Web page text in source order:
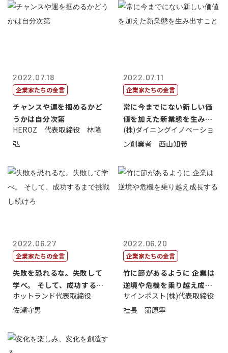
2022.07.18
企業家たちの金言
チャンスや運を掴めるかど
うかは自分次第
HEROZ 代表取締役 林隆
弘
2022.07.11
企業家たちの金言
常に今までにない新しい価
値を加えた新業態を生み出
すこと
(株)ダイニングイノベーショ
ン創業者 西山知義
2022.06.27
企業家たちの金言
失敗を恐れるな。失敗して
学べ。 そして、成功するま
で挑戦し続...
ホットランド代表取締役
佐瀬守男
2022.06.20
企業家たちの金言
竹に節があるように 企業は
逆境や危機を乗り越え成長
する
サインポスト(株)代表取締役
社長 蒲原寧